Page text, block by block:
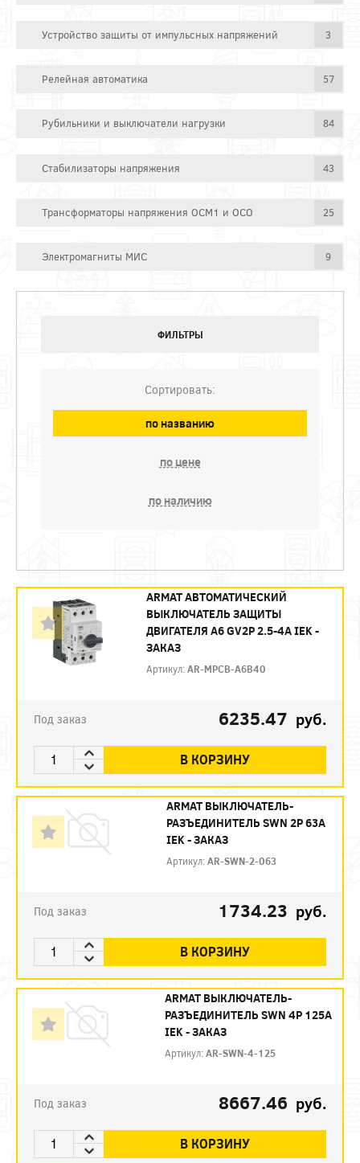
Устройство защиты от импульсных напряжений 3
Релейная автоматика 57
Рубильники и выключатели нагрузки 84
Стабилизаторы напряжения 43
Трансформаторы напряжения ОСМ1 и ОСО 25
Электромагниты МИС 9
ФИЛЬТРЫ
Сортировать:
по названию
по цене
по наличию
ARMAT АВТОМАТИЧЕСКИЙ
ВЫКЛЮЧАТЕЛЬ ЗАЩИТЫ
ДВИГАТЕЛЯ A6 GV2P 2.5-4A IEK -
ЗАКАЗ
Артикул:AR-MPCB-A6B40
Под заказ 6235.47 руб.
В КОРЗИНУ
ARMAT ВЫКЛЮЧАТЕЛЬ-
РАЗЪЕДИНИТЕЛЬ SWN 2P 63А
IEK - ЗАКАЗ
Артикул:AR-SWN-2-063
Под заказ 1734.23 руб.
В КОРЗИНУ
ARMAT ВЫКЛЮЧАТЕЛЬ-
РАЗЪЕДИНИТЕЛЬ SWN 4P 125А
IEK - ЗАКАЗ
Артикул:AR-SWN-4-125
Под заказ 8667.46 руб.
В КОРЗИНУ